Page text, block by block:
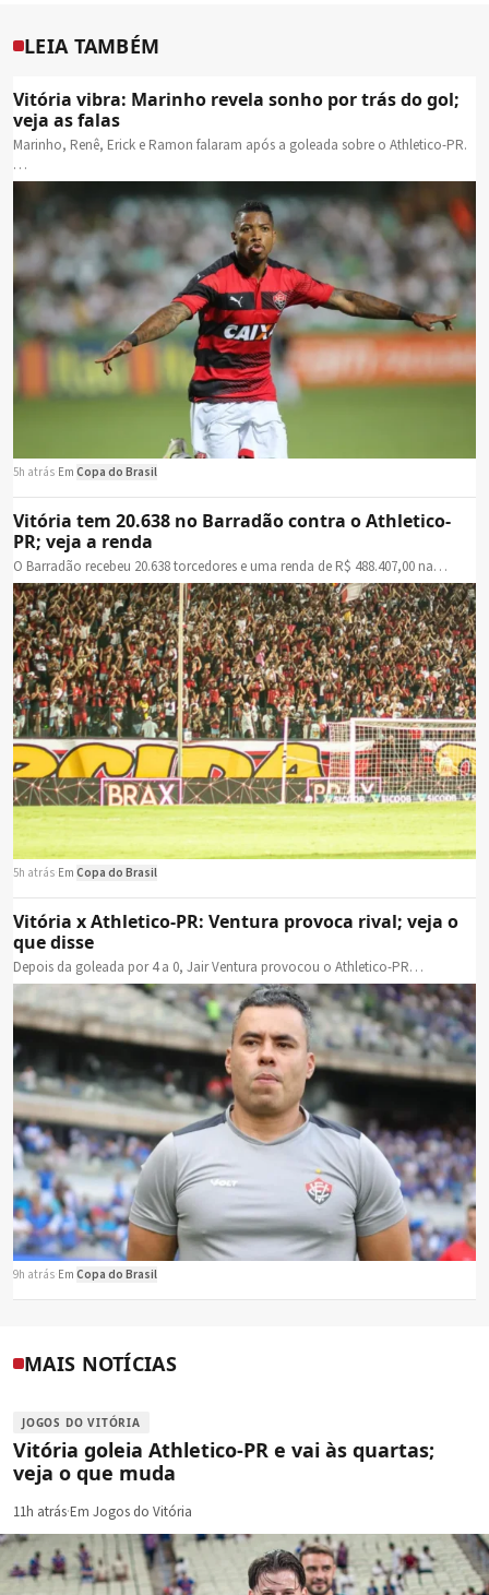
LEIA TAMBÉM
Vitória vibra: Marinho revela sonho por trás do gol;
veja as falas
Marinho, Renê, Erick e Ramon falaram após a goleada sobre o Athletico-PR.
…
5h atrás Em Copa do Brasil
Vitória tem 20.638 no Barradão contra o Athletico-
PR; veja a renda
O Barradão recebeu 20.638 torcedores e uma renda de R$ 488.407,00 na…
5h atrás Em Copa do Brasil
Vitória x Athletico-PR: Ventura provoca rival; veja o
que disse
Depois da goleada por 4 a 0, Jair Ventura provocou o Athletico-PR…
9h atrás Em Copa do Brasil
MAIS NOTÍCIAS
JOGOS DO VITÓRIA
Vitória goleia Athletico-PR e vai às quartas;
veja o que muda
11h atrás·Em Jogos do Vitória